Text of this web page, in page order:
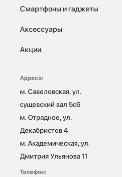
Смартфоны и гаджеты
Аксессуары
Акции
Адреса:
м. Савеловская, ул.
сущевский вал 5с6
м. Отрадное, ул.
Декабристов 4
м. Академическая, ул.
Дмитрия Ульянова 11
Телефон: